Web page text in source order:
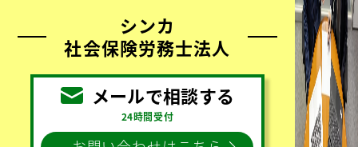
お気軽にお問い合わせく
ださい。